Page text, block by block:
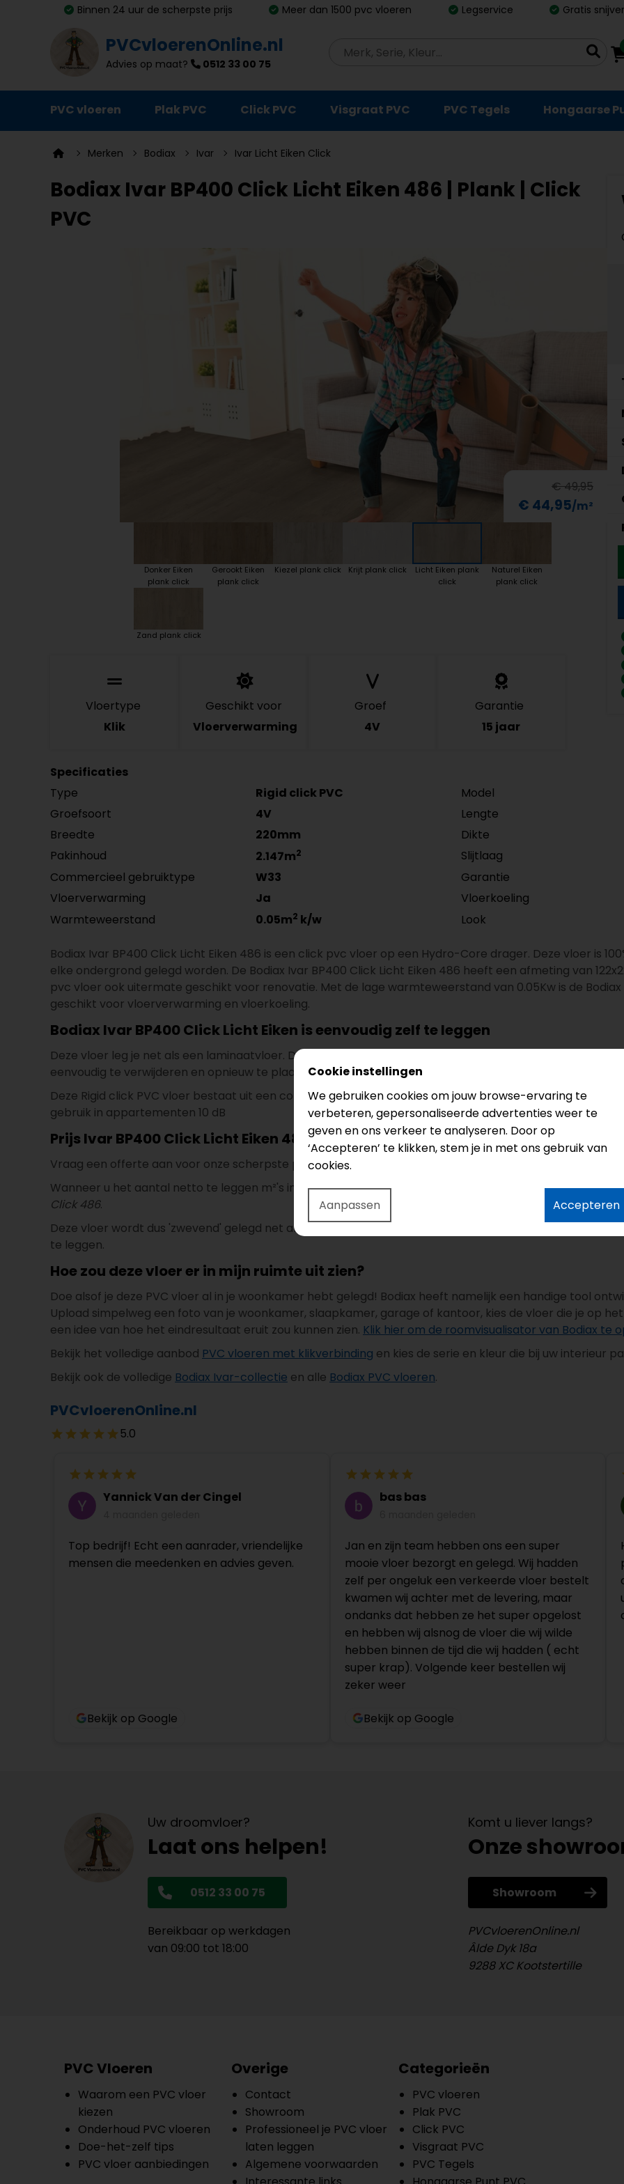
Binnen 24 uur de scherpste prijs Meer dan 1500 pvc vloeren Legservice Gratis
PVCvloerenOnline.nl
Advies op maat? 0512 33 00 75
PVC vloeren Plak PVC Click PVC Visgraat PVC PVC Tegels Hongaarse
Ondervloeren
Plinten
Schoonmaak en onderhoud
Merken Bodiax Ivar Ivar Licht Eiken Click
Bodiax Ivar BP400 Click Licht Eiken 486 | Plank | Click
PVC
€ 49,95
€ 44,95
Donker Eiken
plank click
Gerookt Eiken
plank click
Kiezel plank click Krijt plank click
Licht Eiken plank
click
Naturel Eiken
plank click
Zand plank click
Vloertype
Klik
Geschikt voor
Vloerverwarming
Groef
4V
Garantie
15 jaar
Specificaties
Type
Rigid click PVC Model
Groefsoort
4V Lengte
Breedte
220mm Dikte
Pakinhoud
2.147m2 Slijtlaag
Commercieel gebruiktype
W33 Garantie
Vloerverwarming
Ja Vloerkoeling
Warmteweerstand
0.05m2 k/w Look
Bodiax Ivar BP400 Click Licht Eiken 486 is een click pvc vloer op een Hydro-Core drager. Deze vloer is
elke ondergrond gelegd worden. De Bodiax Ivar BP400 Click Licht Eiken 486 heeft een afmeting van
pvc vloer ook uitermate geschikt voor renovatie. Met de lage warmteweerstand van 0.05Kw is de Bodiax
geschikt voor vloerverwarming en vloerkoeling.
Bodiax Ivar BP400 Click Licht Eiken is eenvoudig zelf te leggen
Deze vloer leg je net als een laminaatvloer. Door het click systeem is deze prima geschikt om zelf te
eenvoudig te verwijderen en opnieuw te plaatsen!
Deze Rigid click PVC vloer bestaat uit een composiet drager met aan de onderkant een ondervloer.
gebruik in appartementen 10 dB
Prijs Ivar BP400 Click Licht Eiken 486
Vraag een offerte aan voor onze scherpste prijs!
Wanneer u het aantal netto te leggen m²'s invoert krijgt u de totaal prijs voor het click PVC inclusief
Click 486.
Deze vloer wordt dus 'zwevend' gelegd net als een laminaatvloer. Door het beproefde click systeem is
te leggen.
Hoe zou deze vloer er in mijn ruimte uit zien?
Doe alsof je deze PVC vloer al in je woonkamer hebt gelegd! Bodiax heeft namelijk een handige tool
Upload simpelweg een foto van je woonkamer, slaapkamer, garage of kantoor, kies de vloer die je op
een idee van hoe het eindresultaat eruit zou kunnen zien. Klik hier om de roomvisualisator van Bodiax te
Bekijk het volledige aanbod PVC vloeren met klikverbinding en kies de serie en kleur die bij uw interieur
Bekijk ook de volledige Bodiax Ivar-collectie en alle Bodiax PVC vloeren.
PVCvloerenOnline.nl
5.0
Yannick Van der Cingel
Top bedrijf! Echt een aanrader, vriendelijke
mensen die meedenken en advies geven.
Bekijk op Google
bas bas
Jan en zijn team hebben ons een super
mooie vloer bezorgt en gelegd. Wij hadden
zelf per ongeluk een verkeerde vloer bestelt
kwamen wij achter met de levering, maar
ondanks dat hebben ze het super opgelost
en hebben wij alsnog de vloer die wij wilde
hebben binnen de tijd die wij hadden ( echt
super krap). Volgende keer bestellen wij
zeker weer
Bekijk op Google
Cookie instellingen
We gebruiken cookies om jouw browse-ervaring te
verbeteren, gepersonaliseerde advertenties weer te
geven en ons verkeer te analyseren. Door op
‘Accepteren’ te klikken, stem je in met ons gebruik van
cookies.
Aanpassen Accepteren
Uw droomvloer?
Laat ons helpen!
0512 33 00 75
Bereikbaar op werkdagen
van 09:00 tot 18:00
Komt u liever langs?
Onze
Showroom
PVCvloerenOnline.nl
Âlde Dyk 18a
9288 XC Kootstertille
PVC Vloeren
Waarom een PVC vloer
kiezen
Onderhoud PVC vloeren
Doe-het-zelf tips
PVC vloer aanbiedingen
Overige
Contact
Showroom
Professioneel je PVC vloer
laten leggen
Algemene voorwaarden
Categorieën
PVC vloeren
Plak PVC
Click PVC
Visgraat PVC
PVC Tegels